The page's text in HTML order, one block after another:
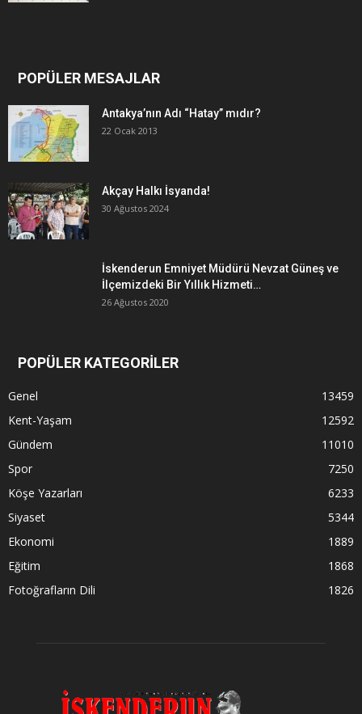
POPÜLER MESAJLAR
Antakya’nın Adı “Hatay” mıdır?
22 Ocak 2013
Akçay Halkı İsyanda!
30 Ağustos 2024
İskenderun Emniyet Müdürü Nevzat Güneş ve
İlçemizdeki Bir Yıllık Hizmeti…
26 Ağustos 2020
POPÜLER KATEGORİLER
Genel
13459
Kent-Yaşam
12592
Gündem
11010
Spor
7250
Köşe Yazarları
6233
Siyaset
5344
Ekonomi
1889
Eğitim
1868
Fotoğrafların Dili
1826